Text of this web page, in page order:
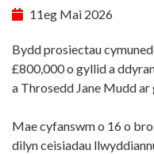
11eg Mai 2026
Bydd prosiectau
£800,000 o gyllid a
a Throsedd Jane Mudd
Mae cyfanswm o 16 o
dilyn ceisiadau